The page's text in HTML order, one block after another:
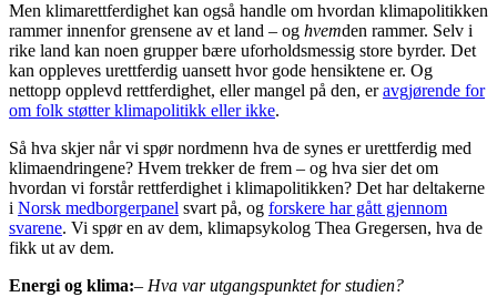
Men klimarettferdighet kan også handle om hvordan klimapolitikken
rammer innenfor grensene av et land – og hvemden rammer. Selv i
rike land kan noen grupper bære uforholdsmessig store byrder. Det
kan oppleves urettferdig uansett hvor gode hensiktene er. Og
nettopp opplevd rettferdighet, eller mangel på den, eravgjørende for
om folk støtter klimapolitikk eller ikke.
Så hva skjer når vi spør nordmenn hva de synes er urettferdig med
klimaendringene? Hvem trekker de frem – og hva sier det om
hvordan vi forstår rettferdighet i klimapolitikken? Det har deltakerne
i Norsk medborgerpanel svart på, og forskere har gått gjennom
svarene. Vi spør en av dem, klimapsykolog Thea Gregersen, hva de
fikk ut av dem.
Energi og klima:– Hva var utgangspunktet for studien?